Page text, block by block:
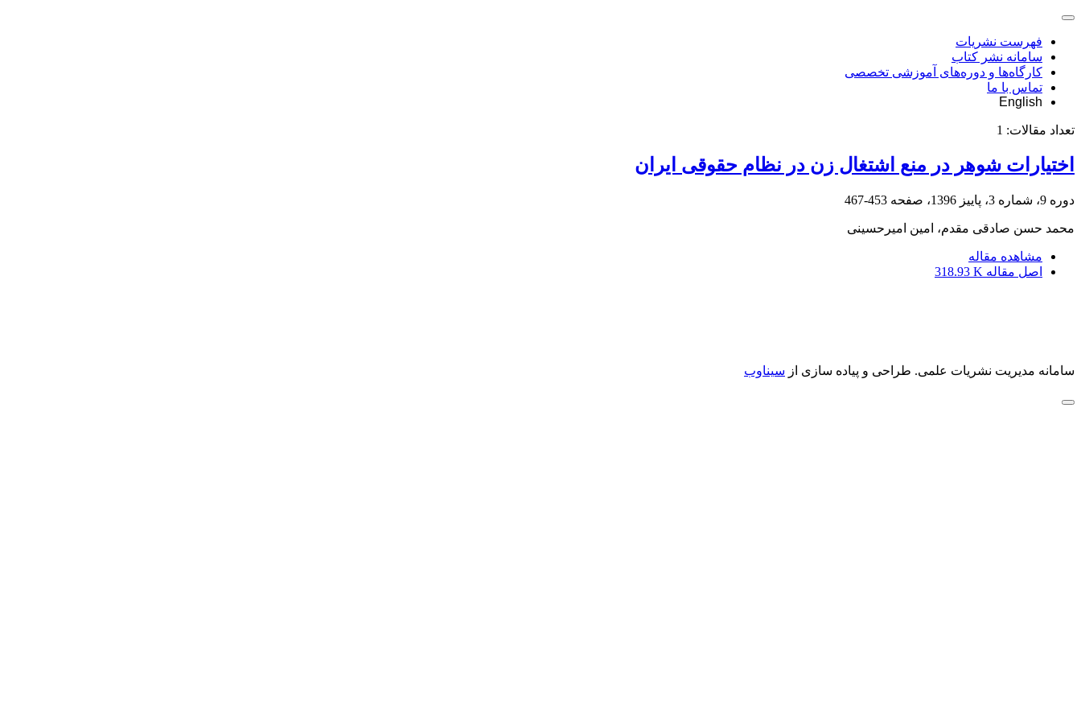
فهرست نشریات
سامانه نشر کتاب
کارگاه‌ها و دوره‌های آموزشی تخصصی
تماس با ما
English
تعداد مقالات: 1
اختیارات شوهر در منع اشتغال زن در نظام حقوقی ایران
دوره 9، شماره 3، پاییز 1396، صفحه 453-467
محمد حسن صادقی مقدم، امین امیرحسینی
مشاهده مقاله
اصل مقاله 318.93 K
سامانه مدیریت نشریات علمی. طراحی و پیاده سازی از سیناوب